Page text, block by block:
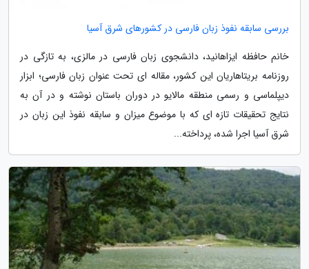
بررسی سابقه نفوذ زبان فارسی در کشورهای شرق آسیا
خانم حافظه ایزاهانید، دانشجوی زبان فارسی در مالزی، به تازگی در
روزنامه بریتاهاریان این کشور، مقاله ای تحت عنوان زبان فارسی؛ ابزار
دیپلماسی و رسمی منطقه مالایو در دوران باستان نوشته و در آن به
نتایج تحقیقات تازه ای که با موضوع میزان و سابقه نفوذ این زبان در
شرق آسیا اجرا شده، پرداخته...